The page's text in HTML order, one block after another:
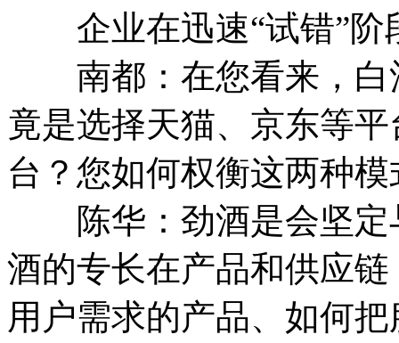
企业在迅速“试错”阶
南都：在您看来，白
竟是选择天猫、京东等
台？您如何权衡这两种
陈华：劲酒是会坚定
酒的专长在产品和供应
用户需求的产品、如何